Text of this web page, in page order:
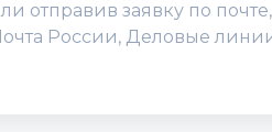
отправив заявку по
России, Деловые